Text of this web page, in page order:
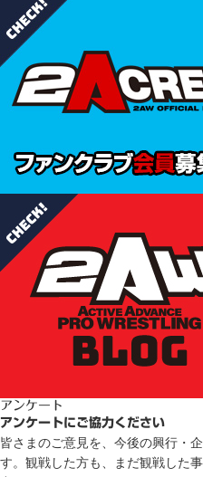
アンケート
アンケートにご協力ください
皆さまのご意見を、今後の興行・
す。観戦した方も、まだ観戦した